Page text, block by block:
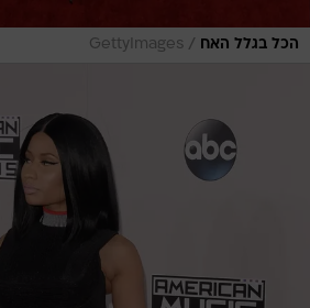
הכל בגלל האח /
GettyImages